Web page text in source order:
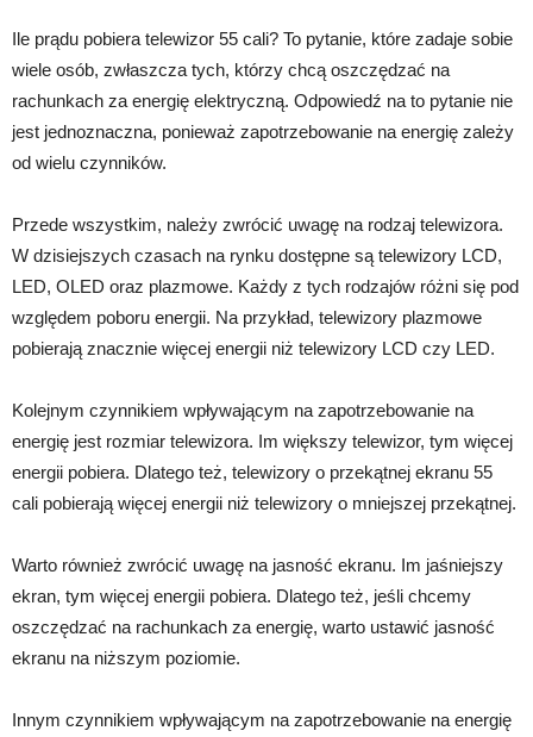
Ile prądu pobiera telewizor 55 cali? To pytanie, które zadaje sobie
wiele osób, zwłaszcza tych, którzy chcą oszczędzać na
rachunkach za energię elektryczną. Odpowiedź na to pytanie nie
jest jednoznaczna, ponieważ zapotrzebowanie na energię zależy
od wielu czynników.
Przede wszystkim, należy zwrócić uwagę na rodzaj telewizora.
W dzisiejszych czasach na rynku dostępne są telewizory LCD,
LED, OLED oraz plazmowe. Każdy z tych rodzajów różni się pod
względem poboru energii. Na przykład, telewizory plazmowe
pobierają znacznie więcej energii niż telewizory LCD czy LED.
Kolejnym czynnikiem wpływającym na zapotrzebowanie na
energię jest rozmiar telewizora. Im większy telewizor, tym więcej
energii pobiera. Dlatego też, telewizory o przekątnej ekranu 55
cali pobierają więcej energii niż telewizory o mniejszej przekątnej.
Warto również zwrócić uwagę na jasność ekranu. Im jaśniejszy
ekran, tym więcej energii pobiera. Dlatego też, jeśli chcemy
oszczędzać na rachunkach za energię, warto ustawić jasność
ekranu na niższym poziomie.
Innym czynnikiem wpływającym na zapotrzebowanie na energię